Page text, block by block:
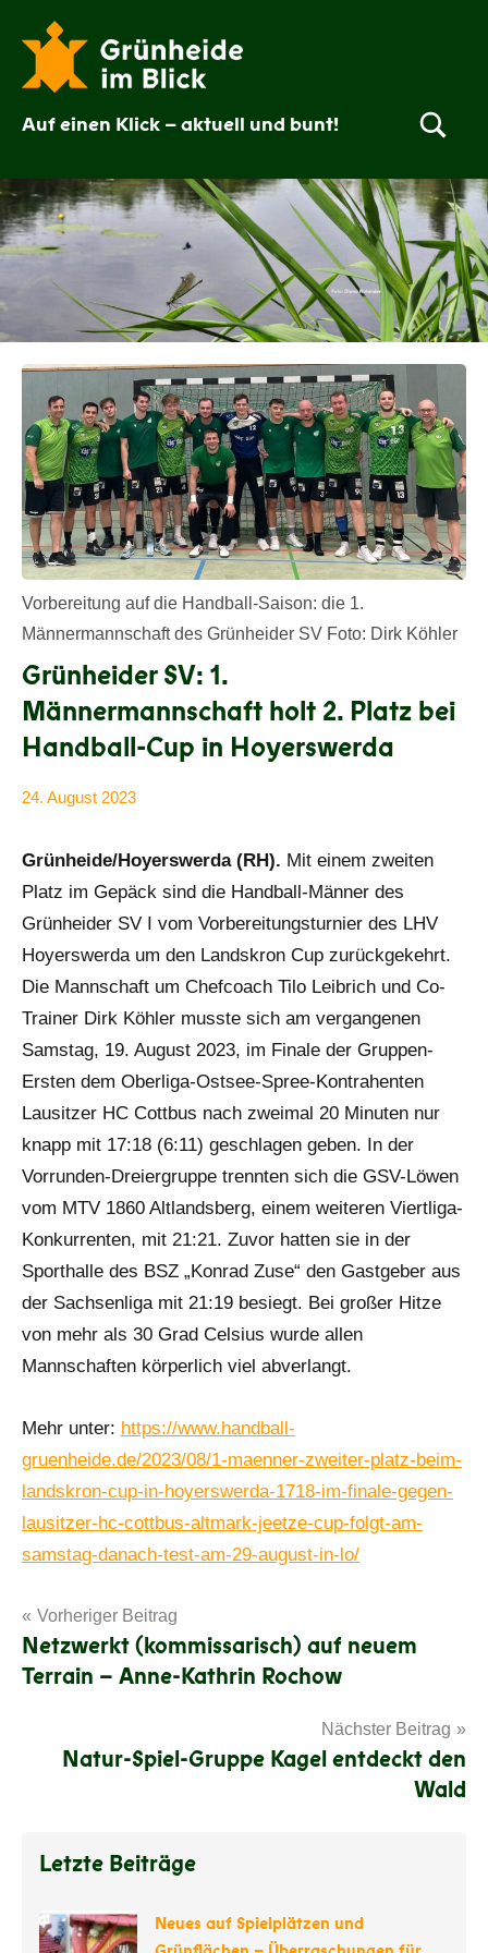
Inhalt
springen
Grünheide
im
Blick
Auf einen Klick – aktuell und bunt!
Vorbereitung auf die Handball-Saison: die 1.
Männermannschaft des Grünheider SV Foto: Dirk Köhler
Grünheider SV: 1.
Männermannschaft holt 2. Platz bei
Handball-Cup in Hoyerswerda
24. August 2023
Grünheide/Hoyerswerda (RH). Mit einem zweiten
Platz im Gepäck sind die Handball-Männer des
Grünheider SV I vom Vorbereitungsturnier des LHV
Hoyerswerda um den Landskron Cup zurückgekehrt.
Die Mannschaft um Chefcoach Tilo Leibrich und Co-
Trainer Dirk Köhler musste sich am vergangenen
Samstag, 19. August 2023, im Finale der Gruppen-
Ersten dem Oberliga-Ostsee-Spree-Kontrahenten
Lausitzer HC Cottbus nach zweimal 20 Minuten nur
knapp mit 17:18 (6:11) geschlagen geben. In der
Vorrunden-Dreiergruppe trennten sich die GSV-Löwen
vom MTV 1860 Altlandsberg, einem weiteren Viertliga-
Konkurrenten, mit 21:21. Zuvor hatten sie in der
Sporthalle des BSZ „Konrad Zuse“ den Gastgeber aus
der Sachsenliga mit 21:19 besiegt. Bei großer Hitze
von mehr als 30 Grad Celsius wurde allen
Mannschaften körperlich viel abverlangt.
Mehr unter: https://www.handball-
gruenheide.de/2023/08/1-maenner-zweiter-platz-beim-
landskron-cup-in-hoyerswerda-1718-im-finale-gegen-
lausitzer-hc-cottbus-altmark-jeetze-cup-folgt-am-
samstag-danach-test-am-29-august-in-lo/
Beitragsnavigation
Vorheriger Beitrag
Netzwerkt (kommissarisch) auf neuem
Terrain – Anne-Kathrin Rochow
Nächster Beitrag
Natur-Spiel-Gruppe Kagel entdeckt den
Wald
Letzte Beiträge
Neues auf Spielplätzen und